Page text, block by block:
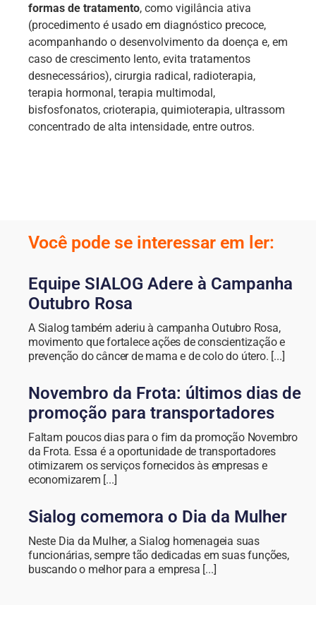
formas de tratamento, como vigilância ativa
(procedimento é usado em diagnóstico precoce,
acompanhando o desenvolvimento da doença e, em
caso de crescimento lento, evita tratamentos
desnecessários), cirurgia radical, radioterapia,
terapia hormonal, terapia multimodal,
bisfosfonatos, crioterapia, quimioterapia, ultrassom
concentrado de alta intensidade, entre outros.
Você pode se interessar em ler:
Equipe SIALOG Adere à Campanha
Outubro Rosa
A Sialog também aderiu à campanha Outubro Rosa,
movimento que fortalece ações de conscientização e
prevenção do câncer de mama e de colo do útero. [...]
Novembro da Frota: últimos dias de
promoção para transportadores
Faltam poucos dias para o fim da promoção Novembro
da Frota. Essa é a oportunidade de transportadores
otimizarem os serviços fornecidos às empresas e
economizarem [...]
Sialog comemora o Dia da Mulher
Neste Dia da Mulher, a Sialog homenageia suas
funcionárias, sempre tão dedicadas em suas funções,
buscando o melhor para a empresa [...]